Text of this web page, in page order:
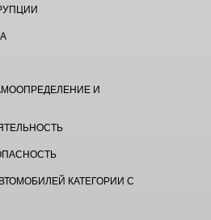
И
КАТЕГОРИИ С